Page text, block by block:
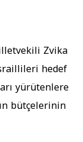
Zvika
hedef
yürütenlere
bütçelerinin